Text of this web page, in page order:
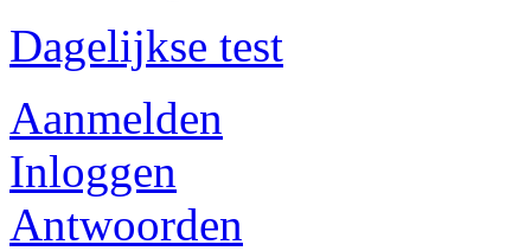
Dagelijkse test
Aanmelden
Inloggen
Antwoorden